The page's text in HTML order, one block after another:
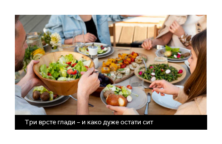
Три врсте глади – и како дуже остати сит